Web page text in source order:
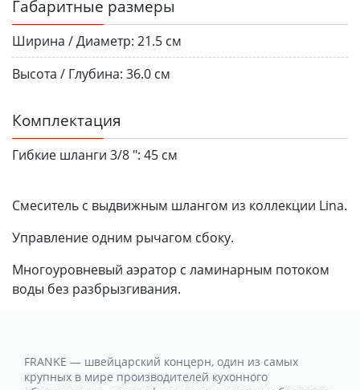
Габаритные размеры
Ширина / Диаметр: 21.5 см
Высота / Глубина: 36.0 см
Комплектация
Гибкие шланги 3/8 ": 45 см
Смеситель с выдвижным шлангом из коллекции Lina.
Управление одним рычагом сбоку.
Многоуровневый аэратор с ламинарным потоком
воды без разбрызгивания.
FRANKE — швейцарский концерн, один из самых
крупных в мире производителей кухонного